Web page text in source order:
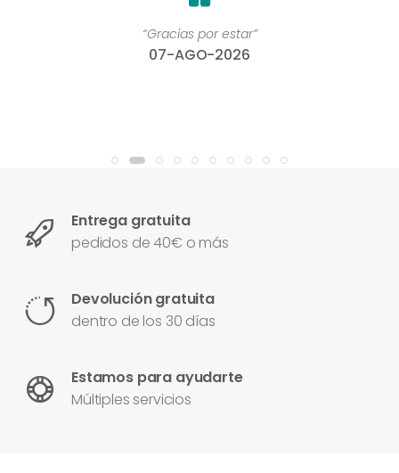
“Gracias por estar”
07-AGO-2026
Entrega gratuita
pedidos de 40€ o más
Devolución gratuita
dentro de los 30 días
Estamos para ayudarte
Múltiples servicios